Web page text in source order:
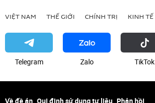
VIỆT NAM THẾ GIỚI CHÍNH TRỊ KINH TẾ
Telegram Zalo ТikТоk
Về đề án Qui định sử dụng tư liệu Phản hồi